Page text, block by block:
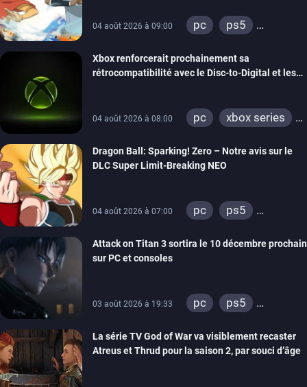
04 août 2026 à 09:00 pc
ps5
switch
switch 2
Xbox renforcerait prochainement sa
rétrocompatibilité avec le Disc-to-Digital et les
04 août 2026 à 08:00 pc
xbox series
xbox 360
Dragon Ball: Sparking! Zero – Notre avis sur le
DLC Super Limit-Breaking NEO
04 août 2026 à 07:00 pc
ps5
Attack on Titan 3 sortira le 10 décembre prochain
sur PC et consoles
03 août 2026 à 19:33 pc
ps5
switch 2
La série TV God of War va visiblement recaster
Atreus et Thrud pour la saison 2, par souci d’âge